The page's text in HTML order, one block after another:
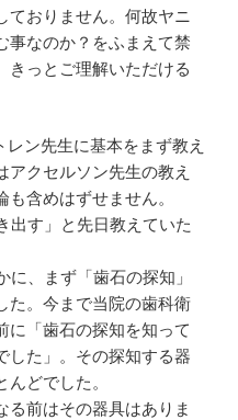
ておりません。何故ヤニ
事なのか？をふまえて禁
きっとご理解いただける
ン先生に基本をまず教え
クセルソン先生の教え
含めはずせません。
す」と先日教えていた
、まず「歯石の探知」
た。今まで当院の歯科衛
に「歯石の探知を知って
した」。その探知する器
どでした。
る前はその器具はありま